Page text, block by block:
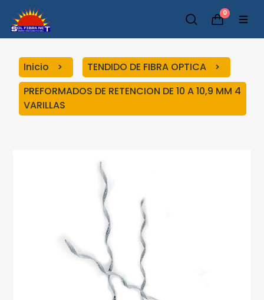
0
Inicio
TENDIDO DE FIBRA OPTICA
PREFORMADOS DE RETENCION DE 10 A 10,9 MM 4
VARILLAS